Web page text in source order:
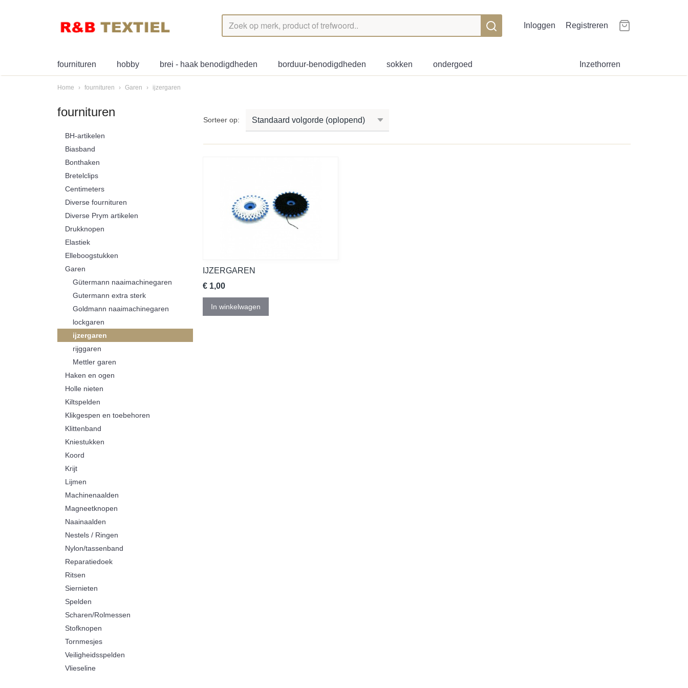
Inloggen Registreren
Inzethorren
fournituren hobby brei - haak benodigdheden borduur-benodigdheden sokken ondergoed
Home › fournituren › Garen › ijzergaren
fournituren
BH-artikelen
Biasband
Bonthaken
Bretelclips
Centimeters
Diverse fournituren
Diverse Prym artikelen
Drukknopen
Elastiek
Elleboogstukken
Garen
Gütermann naaimachinegaren
Gutermann extra sterk
Goldmann naaimachinegaren
lockgaren
ijzergaren
rijggaren
Mettler garen
Haken en ogen
Holle nieten
Kiltspelden
Klikgespen en toebehoren
Klittenband
Kniestukken
Koord
Krijt
Lijmen
Machinenaalden
Magneetknopen
Naainaalden
Nestels / Ringen
Nylon/tassenband
Reparatiedoek
Ritsen
Siernieten
Spelden
Scharen/Rolmessen
Stofknopen
Tornmesjes
Veiligheidsspelden
Vlieseline
Sorteer op:
IJZERGAREN
€ 1,00
In winkelwagen